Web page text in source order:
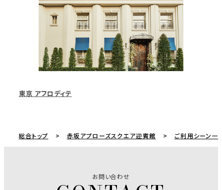
東京 アフロディテ
総合トップ 赤坂アプローズスクエア迎賓館 ご利用シーン一
お問い合わせ